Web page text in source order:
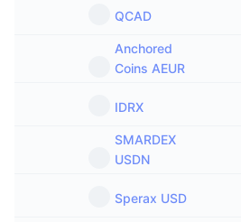
QCAD
Anchored
Coins AEUR
IDRX
SMARDEX
USDN
Sperax USD